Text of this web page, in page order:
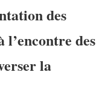
des
des
la